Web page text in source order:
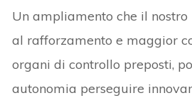
Un ampliamento che il nostro
al rafforzamento e maggior
organi di controllo preposti,
autonomia perseguire